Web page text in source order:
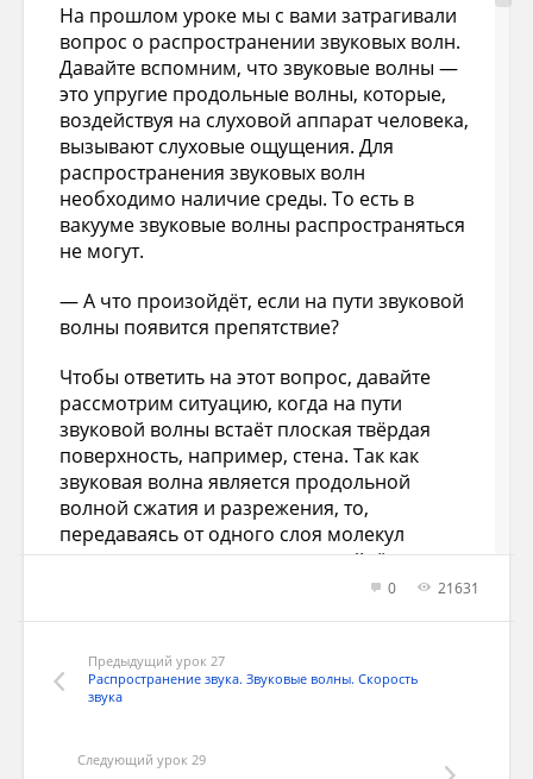
На прошлом уроке мы с вами затрагивали
вопрос о распространении звуковых волн.
Давайте вспомним, что звуковые волны —
это упругие продольные волны, которые,
воздействуя на слуховой аппарат человека,
вызывают слуховые ощущения. Для
распространения звуковых волн
необходимо наличие среды. То есть в
вакууме звуковые волны распространяться
не могут.
— А что произойдёт, если на пути звуковой
волны появится препятствие?
Чтобы ответить на этот вопрос, давайте
рассмотрим ситуацию, когда на пути
звуковой волны встаёт плоская твёрдая
поверхность, например, стена. Так как
звуковая волна является продольной
волной сжатия и разрежения, то,
передаваясь от одного слоя молекул
воздуха к другому, сгущение дойдёт до
воздушного слоя, прилегающего к
оттолкнутся от неё и образуют новую волну
сгущения, бегущую в обратном
0 21631
Предыдущий урок 27
Распространение звука. Звуковые волны. Скорость
звука
Следующий урок 29